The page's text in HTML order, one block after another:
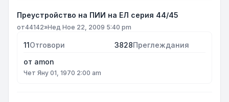
Преустройство на ПИИ на ЕЛ серия 44/45
от44142»Нед Ное 22, 2009 5:40 pm
11 Отговори 3828Преглеждания
от amon
Чет Яну 01, 1970 2:00 am